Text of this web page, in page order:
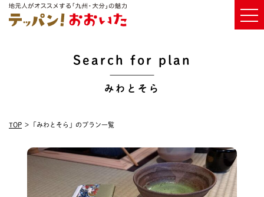
Search for plan
みわとそら
TOP 「みわとそら」のプラン一覧